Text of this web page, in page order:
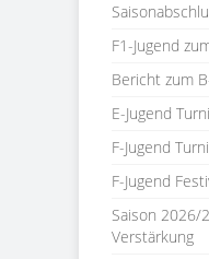
F1-Jugend
Bericht zum
E-Jugend
F-Jugend
F-Jugend
Saison 2026/
Verstärkung